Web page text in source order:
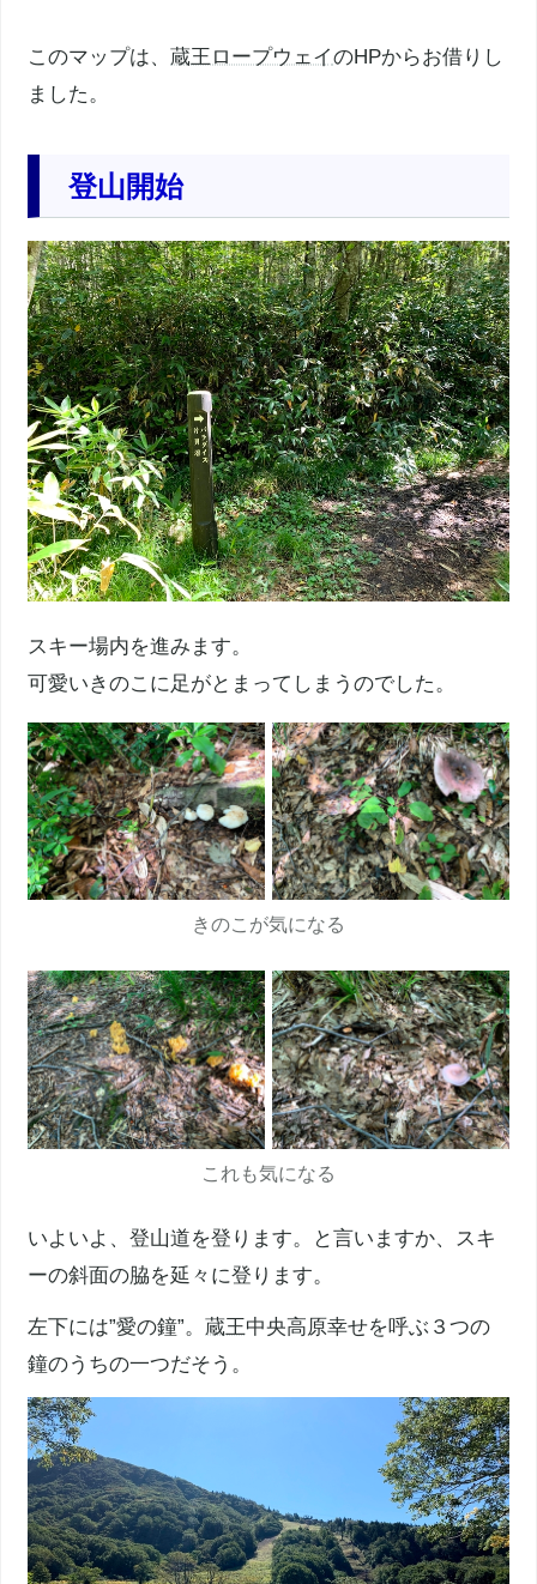
このマップは、蔵王ロープウェイのHPからお借りし
ました。
登山開始
スキー場内を進みます。
可愛いきのこに足がとまってしまうのでした。
きのこが気になる
これも気になる
いよいよ、登山道を登ります。と言いますか、スキ
ーの斜面の脇を延々に登ります。
左下には”愛の鐘”。蔵王中央高原幸せを呼ぶ３つの
鐘のうちの一つだそう。